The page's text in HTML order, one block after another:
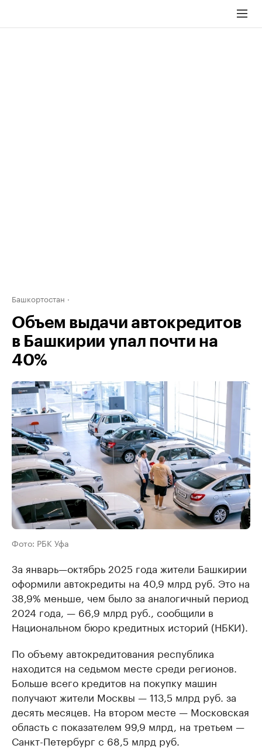
Башкортостан
Объем выдачи автокредитов
в Башкирии упал почти на
40%
Фото: РБК Уфа
За январь—октябрь 2025 года жители Башкирии
оформили автокредиты на 40,9 млрд руб. Это на
38,9% меньше, чем было за аналогичный период
2024 года, — 66,9 млрд руб., сообщили в
Национальном бюро кредитных историй (НБКИ).
По объему автокредитования республика
находится на седьмом месте среди регионов.
Больше всего кредитов на покупку машин
получают жители Москвы — 113,5 млрд руб. за
десять месяцев. На втором месте — Московская
область с показателем 99,9 млрд, на третьем —
Санкт-Петербург с 68,5 млрд руб.